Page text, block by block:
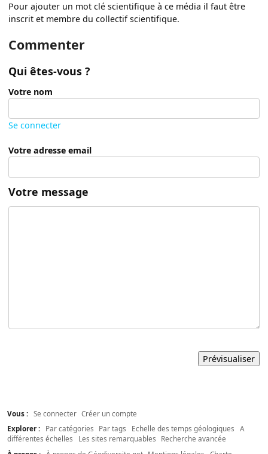
Pour ajouter un mot clé scientifique à ce média il faut être
inscrit et membre du collectif scientifique.
Commenter
Qui êtes-vous ?
Votre nom
Se connecter
Votre adresse email
Votre message
Vous : Se connecter Créer un compte
Explorer :
Par catégories Par tags Echelle des temps géologiques
A
différentes échelles
Les sites remarquables
Recherche avancée